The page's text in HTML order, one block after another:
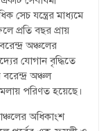
সেচ যন্ত্রের মাধ্যমে
প্রতি বছর প্রায়
অঞ্চলের
যোগান বৃদ্ধিতে
অঞ্চল
পরিণত হয়েছে।
অধিকাংশ